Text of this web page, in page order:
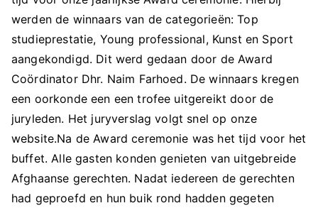
werden de winnaars van de categorieën: Top
studieprestatie, Young professional, Kunst en Sport
aangekondigd. Dit werd gedaan door de Award
Coördinator Dhr. Naim Farhoed. De winnaars kregen
een oorkonde een een trofee uitgereikt door de
juryleden. Het juryverslag volgt snel op onze
website.Na de Award ceremonie was het tijd voor het
buffet. Alle gasten konden genieten van uitgebreide
Afghaanse gerechten. Nadat iedereen de gerechten
had geproefd en hun buik rond hadden gegeten